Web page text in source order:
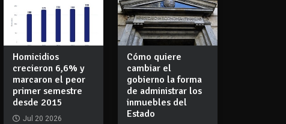
Homicidios
crecieron 6,6% y
marcaron el peor
primer semestre
desde 2015
Jul 20 2026
Cómo quiere
cambiar el
gobierno la forma
de administrar los
inmuebles del
Estado